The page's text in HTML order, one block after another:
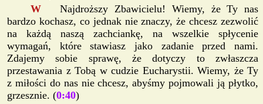
WNajdroższy Zbawicielu! Wiemy, że Ty nas
bardzo kochasz, co jednak nie znaczy, że chcesz zezwolić
na każdą naszą zachciankę, na wszelkie spłycenie
wymagań, które stawiasz jako zadanie przed nami.
Zdajemy sobie sprawę, że dotyczy to zwłaszcza
przestawania z Tobą w cudzie Eucharystii. Wiemy, że Ty
z miłości do nas nie chcesz, abyśmy pojmowali ją płytko,
grzesznie. (0:40)